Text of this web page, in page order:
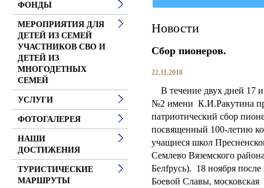
Новости
Сбор пионеров.
22.11.2018
В течение двух дней 17
№2 имени К.И.Ракутина
патриотический сбор
посвященный 100-летию
учащиеся школ
Семлево Вяземского
Белfрусь). 18 ноября
Боевой Славы, московская
ФОНДЫ
МЕРОПРИЯТИЯ ДЛЯ
ДЕТЕЙ ИЗ СЕМЕЙ
УЧАСТНИКОВ СВО И
ДЕТЕЙ ИЗ
МНОГОДЕТНЫХ
СЕМЕЙ
УСЛУГИ
ФОТОГАЛЕРЕЯ
НАШИ
ДОСТИЖЕНИЯ
ТУРИСТИЧЕСКИЕ
МАРШРУТЫ